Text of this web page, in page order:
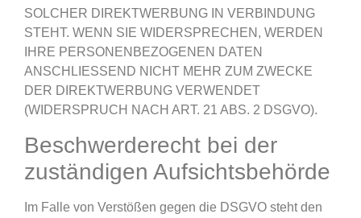
SOLCHER DIREKTWERBUNG IN VERBINDUNG
STEHT. WENN SIE WIDERSPRECHEN, WERDEN
IHRE PERSONENBEZOGENEN DATEN
ANSCHLIESSEND NICHT MEHR ZUM ZWECKE
DER DIREKTWERBUNG VERWENDET
(WIDERSPRUCH NACH ART. 21 ABS. 2 DSGVO).
Beschwerde­recht bei der
zuständigen Aufsichts­behörde
Im Falle von Verstößen gegen die DSGVO steht den